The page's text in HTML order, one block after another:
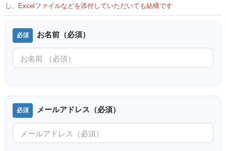
し、Excelファイルなどを添付していただいても結構です
お名前（必須）
メールアドレス（必須）